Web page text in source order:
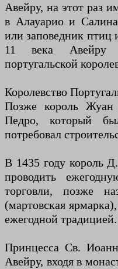
Авейру, на этот раз
в Алауарио и
или заповедник птиц
11 века Авейру
португальской
Королевство
Позже король
Педро, который
потребовал
В 1435 году король
проводить
торговли, позже
(мартовская
ежегодной традицией.
Принцесса Св.
Авейру, входя в